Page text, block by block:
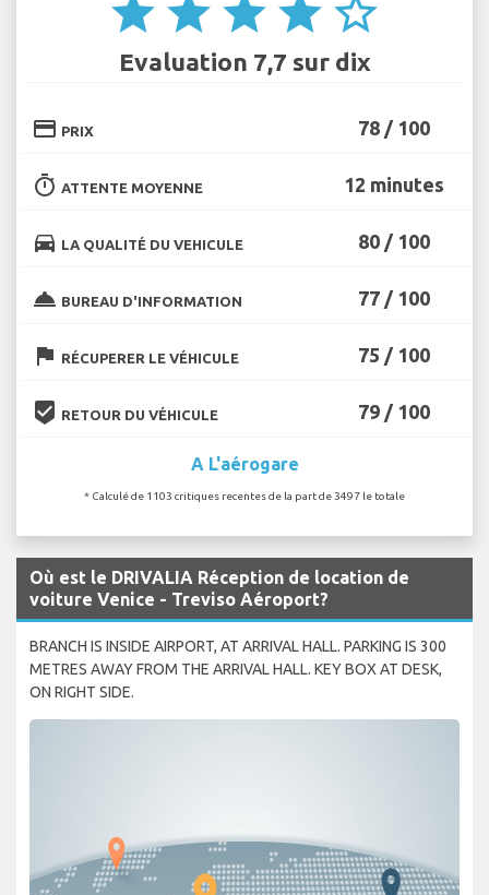
star star star star star_border
Evaluation 7,7 sur dix
credit_card PRIX 78 / 100
timer ATTENTE MOYENNE 12 minutes
directions_car LA QUALITÉ DU VEHICULE 80 / 100
room_service BUREAU D'INFORMATION 77 / 100
flag RÉCUPERER LE VÉHICULE 75 / 100
beenhere RETOUR DU VÉHICULE 79 / 100
A L'aérogare
* Calculé de 1103 critiques recentes de la part de 3497 le totale
Où est le DRIVALIA Réception de location de
voiture Venice - Treviso Aéroport?
BRANCH IS INSIDE AIRPORT, AT ARRIVAL HALL. PARKING IS 300
METRES AWAY FROM THE ARRIVAL HALL. KEY BOX AT DESK,
ON RIGHT SIDE.